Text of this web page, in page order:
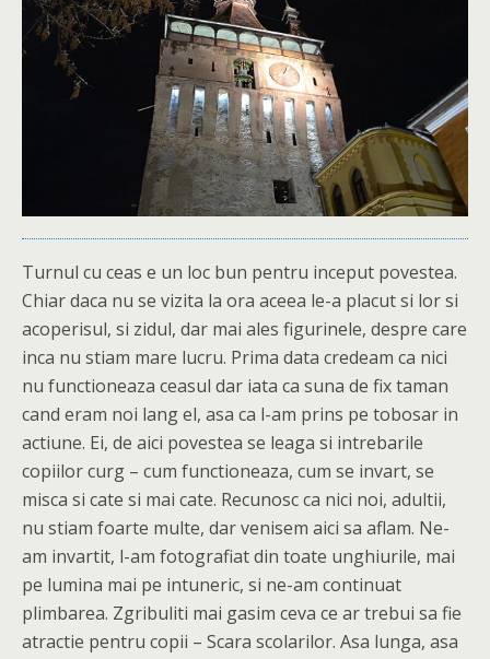
Turnul cu ceas e un loc bun pentru inceput povestea.
Chiar daca nu se vizita la ora aceea le-a placut si lor si
acoperisul, si zidul, dar mai ales figurinele, despre care
inca nu stiam mare lucru. Prima data credeam ca nici
nu functioneaza ceasul dar iata ca suna de fix taman
cand eram noi lang el, asa ca l-am prins pe tobosar in
actiune. Ei, de aici povestea se leaga si intrebarile
copiilor curg – cum functioneaza, cum se invart, se
misca si cate si mai cate. Recunosc ca nici noi, adultii,
nu stiam foarte multe, dar venisem aici sa aflam. Ne-
am invartit, l-am fotografiat din toate unghiurile, mai
pe lumina mai pe intuneric, si ne-am continuat
plimbarea. Zgribuliti mai gasim ceva ce ar trebui sa fie
atractie pentru copii – Scara scolarilor. Asa lunga, asa